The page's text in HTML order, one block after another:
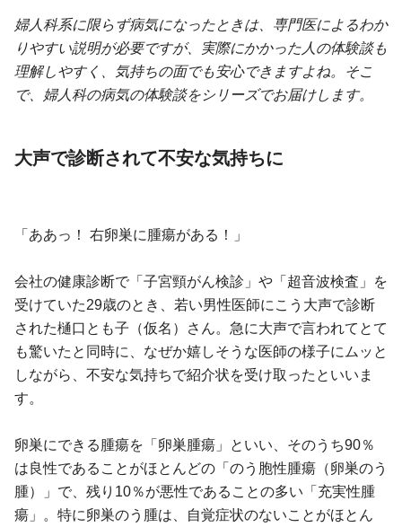
婦人科系に限らず病気になったときは、専門医によるわか
りやすい説明が必要ですが、実際にかかった人の体験談も
理解しやすく、気持ちの面でも安心できますよね。そこ
で、婦人科の病気の体験談をシリーズでお届けします。
大声で診断されて不安な気持ちに
「ああっ！ 右卵巣に腫瘍がある！」
会社の健康診断で「子宮頸がん検診」や「超音波検査」を
受けていた29歳のとき、若い男性医師にこう大声で診断
された樋口とも子（仮名）さん。急に大声で言われてとて
も驚いたと同時に、なぜか嬉しそうな医師の様子にムッと
しながら、不安な気持ちで紹介状を受け取ったといいま
す。
卵巣にできる腫瘍を「卵巣腫瘍」といい、そのうち90％
は良性であることがほとんどの「のう胞性腫瘍（卵巣のう
腫）」で、残り10％が悪性であることの多い「充実性腫
瘍」。特に卵巣のう腫は、自覚症状のないことがほとん